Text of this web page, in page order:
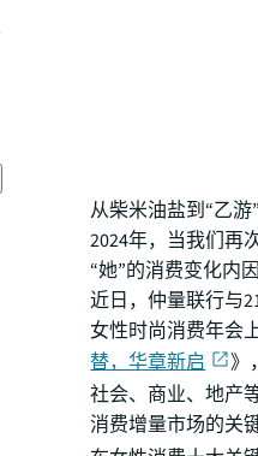
从柴米油盐到“乙游
2024年，当我们再
“她”的消费变化内因
近日，仲量联行与
女性时尚消费年会
替，华章新启
》
社会、商业、地产
消费增量市场的关